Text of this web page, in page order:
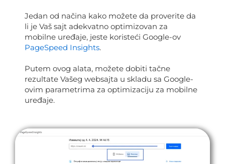
Jedan od načina kako možete da proverite da
li je Vaš sajt adekvatno optimizovan za
mobilne uređaje, jeste koristeći Google-ov
PageSpeed Insights.
Putem ovog alata, možete dobiti tačne
rezultate Vašeg websajta u skladu sa Google-
ovim parametrima za optimizaciju za mobilne
uređaje.